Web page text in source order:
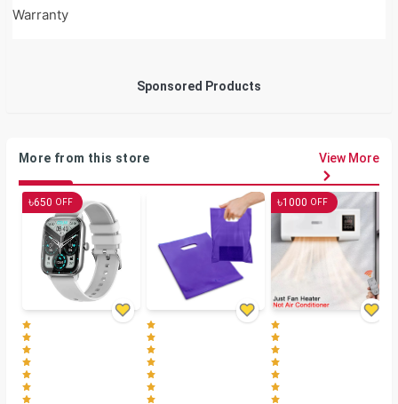
Warranty
Sponsored Products
More from this store View More
৳650 OFF ৳1000 OFF